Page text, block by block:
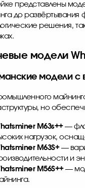
представлены
до развёртывания
решения,
модели
модели с
но
M63s++—
нагрузок,
M63S+—
и
M56S++—